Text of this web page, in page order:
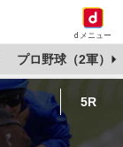
dメニュー
プロ野球（2軍）
5R